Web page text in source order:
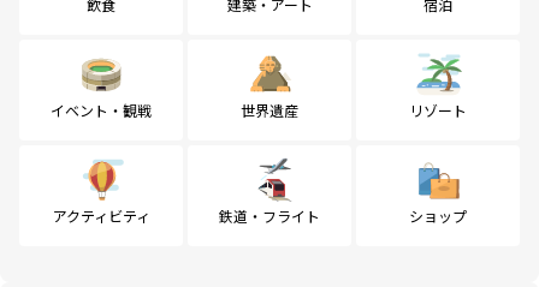
イベント・観戦 世界遺産 リゾート
アクティビティ 鉄道・フライト ショップ